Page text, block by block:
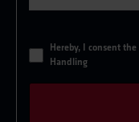
* Hereby, I consent the
Handling